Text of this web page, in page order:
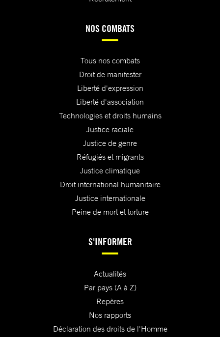
NOS COMBATS
Tous nos combats
Droit de manifester
Liberté d'expression
Liberté d'association
Technologies et droits humains
Justice raciale
Justice de genre
Réfugiés et migrants
Justice climatique
Droit international humanitaire
Justice internationale
Peine de mort et torture
S'INFORMER
Actualités
Par pays (A à Z)
Repères
Nos rapports
Déclaration des droits de l'Homme